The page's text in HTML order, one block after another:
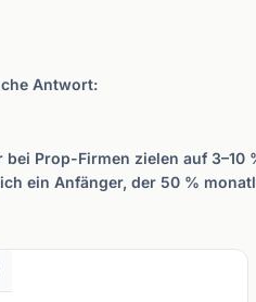
Antwort:
Prop-Firmen zielen auf
ein Anfänger, der 50 %